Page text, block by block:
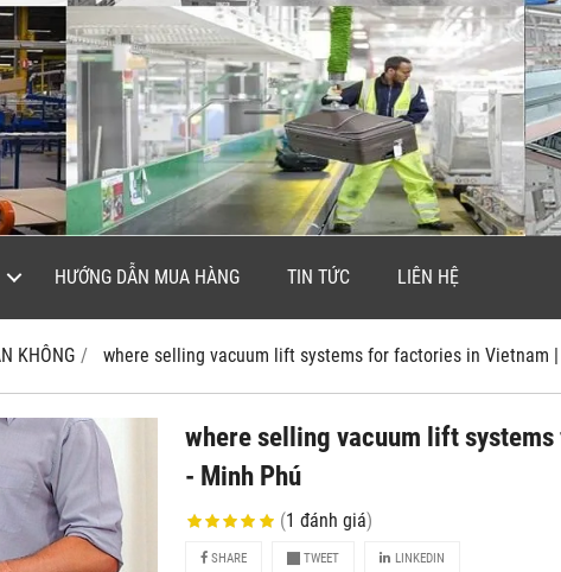
HƯỚNG DẪN MUA HÀNG TIN TỨC LIÊN HỆ
KHÔNG where selling vacuum lift systems for factories in Vietnam |
where selling vacuum lift
- Minh Phú
(1đánh giá)
SHARE TWEET LINKEDIN